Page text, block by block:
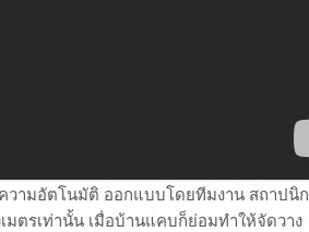
วามอัตโนมัติ ออกแบบโดยทีมงาน สถาปนิก
มตรเท่านั้น เมื่อบ้านแคบก็ย่อมทำให้จัดวาง